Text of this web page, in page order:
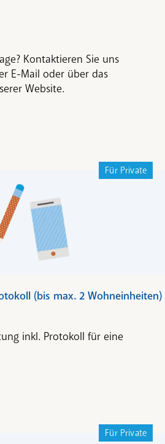
Kontaktieren Sie uns
E-Mail oder über das
Website.
Für Private
(bis max. 2 Wohneinheiten)
inkl. Protokoll für eine
Für Private